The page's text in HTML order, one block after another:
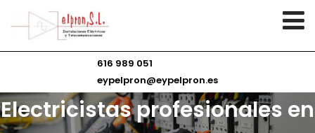
616 989 051
eypelpron@eypelpron.es
Electricistas profesionales en